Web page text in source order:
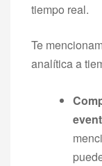
tiempo real.
Te
analítica a